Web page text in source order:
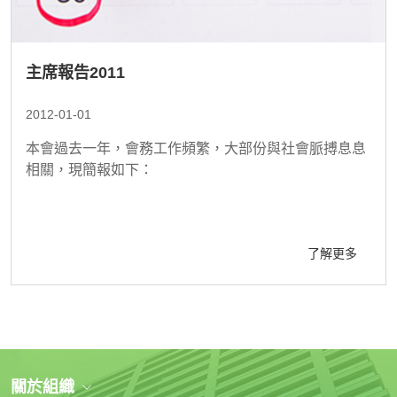
主席報告2011
2012-01-01
本會過去一年，會務工作頻繁，大部份與社會脈搏息息
相關，現簡報如下：
了解更多
關於組織